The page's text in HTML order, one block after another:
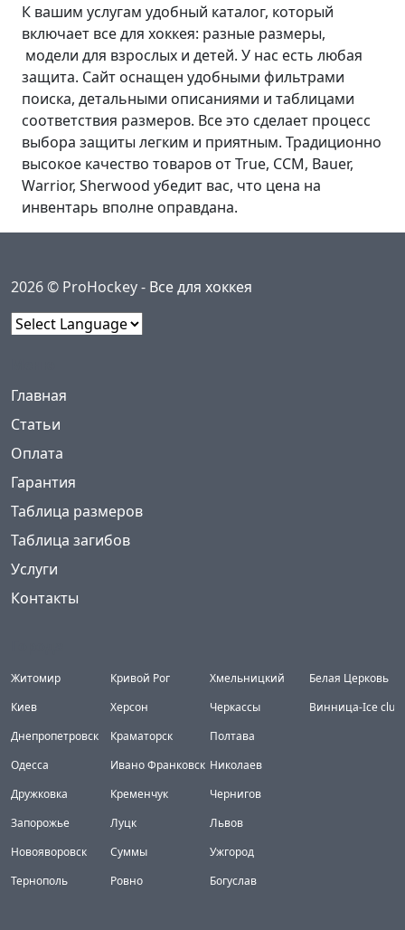
К вашим услугам удобный каталог, который
включает все для хоккея: разные размеры,
модели для взрослых и детей. У нас есть любая
защита. Сайт оснащен удобными фильтрами
поиска, детальными описаниями и таблицами
соответствия размеров. Все это сделает процесс
выбора защиты легким и приятным. Традиционно
высокое качество товаров от True, CCM, Bauer,
Warrior, Sherwood убедит вас, что цена на
инвентарь вполне оправдана.
2026 © ProHockey - Все для хоккея
Главная
Статьи
Оплата
Гарантия
Таблица размеров
Таблица загибов
Услуги
Контакты
Житомир
Киев
Днепропетровск
Одесса
Дружковка
Запорожье
Новояворовск
Тернополь
Кривой Рог
Херсон
Краматорск
Ивано Франковск
Кременчук
Луцк
Суммы
Ровно
Хмельницкий
Черкассы
Полтава
Николаев
Чернигов
Львов
Ужгород
Богуслав
Белая Церковь
Винница-Ice club